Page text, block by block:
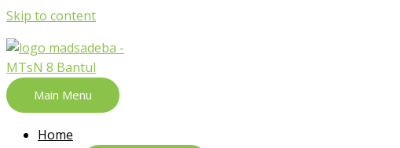
Skip to content
Main Menu
Home